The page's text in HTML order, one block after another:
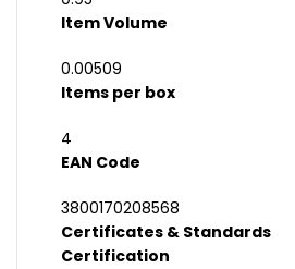
Item Volume
0.00509
Items per box
4
EAN Code
3800170208568
Certificates & Standards
Certification